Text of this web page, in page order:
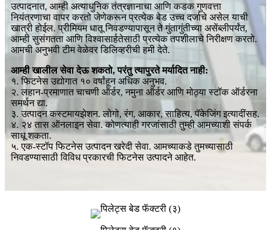
उत्पादनात, आम्ही अत्याधुनिक तंत्रज्ञानाचा आणि कडक गुणवत्ता
नियंत्रणाचा वापर करतो जेणेकरून प्रत्येक बेड उच्च दर्जाचे असेल याची
खात्री होईल. प्रीमियम धातू निवडण्यापासून ते गुंतागुंतीच्या असेंब्लीपर्यंत,
आम्ही सुसंगतता आणि विश्वासार्हतेसाठी प्रत्येक तपशीलाचे निरीक्षण करतो.
आमची अनुभवी टीम वेळेवर डिलिव्हरीची हमी देते.
आम्ही खालील सेवा देऊ शकतो, परंतु त्यापुरते मर्यादित नाही:
१. फिटनेस उद्योगात १० वर्षांहून अधिक अनुभव.
२. लहान-प्रमाणात चाचणी ऑर्डर, नमुना ऑर्डर आणि मोठ्या स्टॉक ऑर्डरना
समर्थन द्या.
३. उत्पादन कस्टमायझेशन. लोगो, रंग, आकार, साहित्य, पॅकेजिंग इत्यादींसह.
४. २४ तास ऑनलाइन सेवा. कोणत्याही गरजांसाठी तुम्ही आमच्याशी संपर्क
साधू शकता.
५. एक-स्टॉप फिटनेस उत्पादन खरेदी सेवा. आमच्याकडे तुमच्यासाठी
निवडण्यासाठी विविध प्रकारची फिटनेस उत्पादने आहेत.